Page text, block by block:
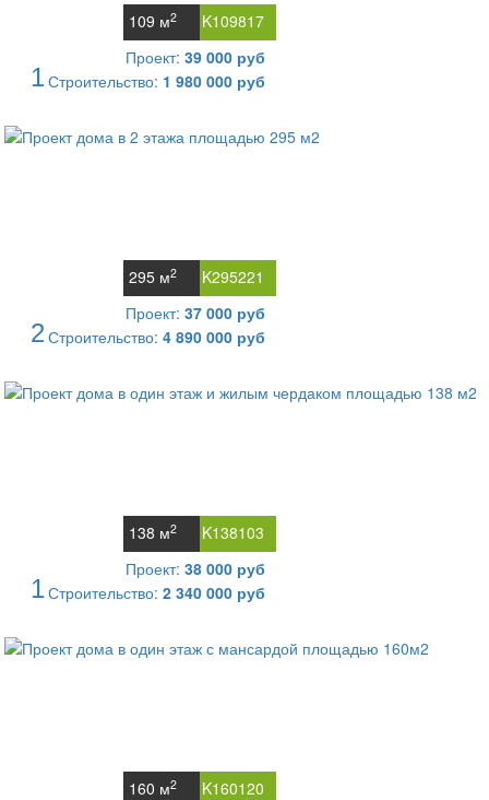
K109817
109 м2
1
Проект: 39 000 руб
Строительство: 1 980 000 руб
K295221
295 м2
2
Проект: 37 000 руб
Строительство: 4 890 000 руб
K138103
138 м2
1
Проект: 38 000 руб
Строительство: 2 340 000 руб
K160120
160 м2